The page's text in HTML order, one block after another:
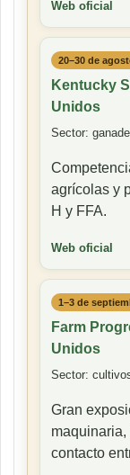
Web oficial
20–30 de
Kentucky
Unidos
Sector:
agrícolas y
H y FFA.
Web oficial
1–3 de
Farm
Unidos
Sector:
Gran
contacto